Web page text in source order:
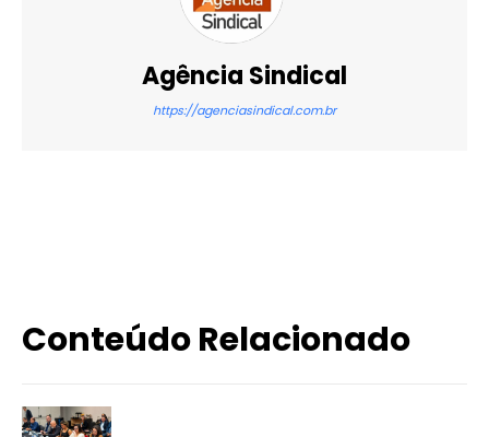
Agência Sindical
https://agenciasindical.com.br
Conteúdo Relacionado